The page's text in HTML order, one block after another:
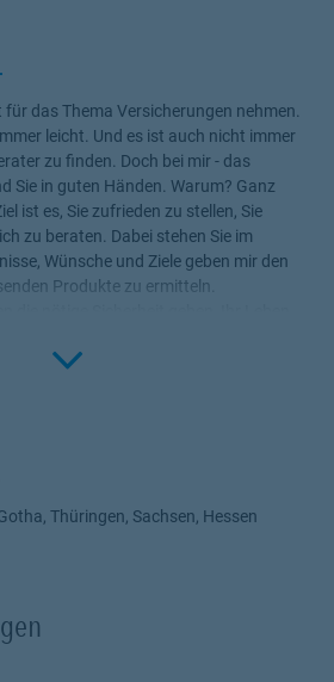
für das Thema Versicherungen nehmen.
leicht. Und es ist auch nicht immer
zu finden. Doch bei mir - das
Sie in guten Händen. Warum? Ganz
ist es, Sie zufrieden zu stellen, Sie
zu beraten. Dabei stehen Sie im
Wünsche und Ziele geben mir den
Produkte zu ermitteln.
für alle Fragen rund um das
Click to
Thüringen, Sachsen, Hessen